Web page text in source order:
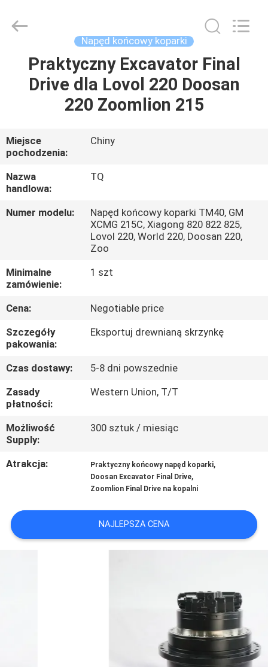
DOM
PRODUKTY
FILMY
POKAZ
VR
PO
FABRYCE
KONTROLA
JAKOŚCI
SKONTAKTUJ
Z
AKTUALNOŚCI
Machinery
Napęd końcowy koparki
Praktyczny Excavator Final
Drive dla Lovol 220 Doosan
220 Zoomlion 215
Miejsce
pochodzenia:
Chiny
Nazwa
handlowa:
TQ
Numer modelu:
Napęd końcowy koparki TM40, GM
XCMG 215C, Xiagong 820 822 825,
Lovol 220, World 220, Doosan 220,
Zoo
Minimalne
zamówienie:
1 szt
Cena:
Negotiable price
Szczegóły
pakowania:
Eksportuj drewnianą skrzynkę
Czas dostawy:
5-8 dni powszednie
Zasady
płatności:
Western Union, T/T
Możliwość
Supply:
300 sztuk / miesiąc
Atrakcja: Praktyczny końcowy napęd koparki,
Doosan Excavator Final Drive,
Zoomlion Final Drive na kopalni
NAJLEPSZA CENA